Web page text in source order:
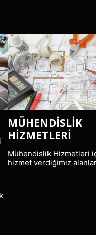
MÜHENDİSLİK
HİZMETLERİ
Mühendislik Hizmetleri
hizmet verdiğimiz